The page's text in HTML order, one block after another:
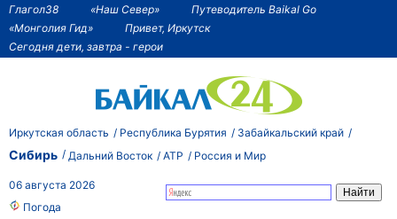
Глагол38 «Наш Север»
Путеводитель Baikal Go
«Монголия Гид»
Привет, Иркутск
Сегодня дети, завтра - герои
Иркутская область Республика Бурятия Забайкальский край
Сибирь Дальний Восток АТР Россия и Мир
06 августа 2026
Погода